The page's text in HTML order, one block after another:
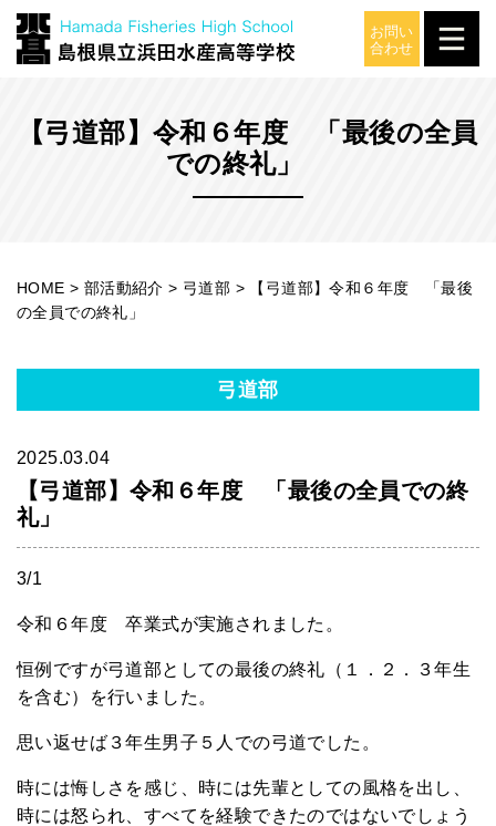
【弓道部】令和６年度 「最後の全員
での終礼」
部活動紹介
HOME > 部活動紹介 > 弓道部 >
【弓道部】令和６年度 「最後
の全員での終礼」
弓道部
2025.03.04
【弓道部】令和６年度 「最後の全員での終
礼」
3/1
令和６年度 卒業式が実施されました。
恒例ですが弓道部としての最後の終礼（１．２．３年生
を含む）を行いました。
思い返せば３年生男子５人での弓道でした。
時には悔しさを感じ、時には先輩としての風格を出し、
時には怒られ、すべてを経験できたのではないでしょう